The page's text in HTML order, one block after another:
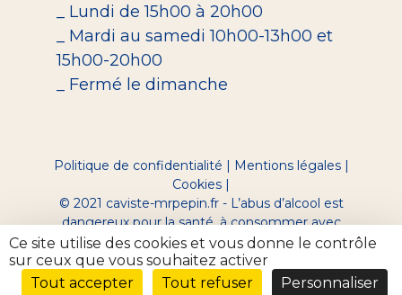
_ Lundi de 15h00 à 20h00
_ Mardi au samedi 10h00-13h00 et
15h00-20h00
_ Fermé le dimanche
Politique de confidentialité | Mentions légales|
Cookies |
© 2021 caviste-mrpepin.fr - L’abus d’alcool est
dangereux pour la santé, à consommer avec
modération.
Site réalisé par Digeek
Ce site utilise des cookies et vous donne le contrôle
sur ceux que vous souhaitez activer
Tout accepter
Tout refuser Personnaliser